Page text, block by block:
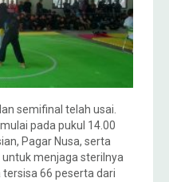
semifinal telah usai.
pada pukul 14.00
Pagar Nusa, serta
menjaga sterilnya
66 peserta dari